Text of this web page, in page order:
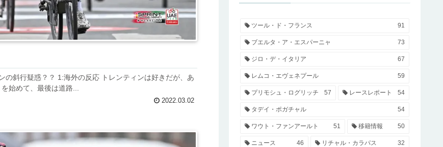
斜行疑惑？？ 1:海外の反応 トレンティンは好きだが、あ
始めて、最後は道路...
2022.03.02
ツール・ド・フランス 91
ブエルタ・ア・エスパーニャ 73
ジロ・デ・イタリア 67
レムコ・エヴェネプール 59
プリモシュ・ログリッチ 57 レースレポート 54
タデイ・ポガチャル 54
ワウト・ファンアールト 51 移籍情報 50
ニュース 46 リチャル・カラパス 32